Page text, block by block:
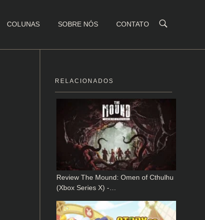
COLUNAS SOBRE NÓS CONTATO
RELACIONADOS
Review The Mound: Omen of Cthulhu
(Xbox Series X) -…